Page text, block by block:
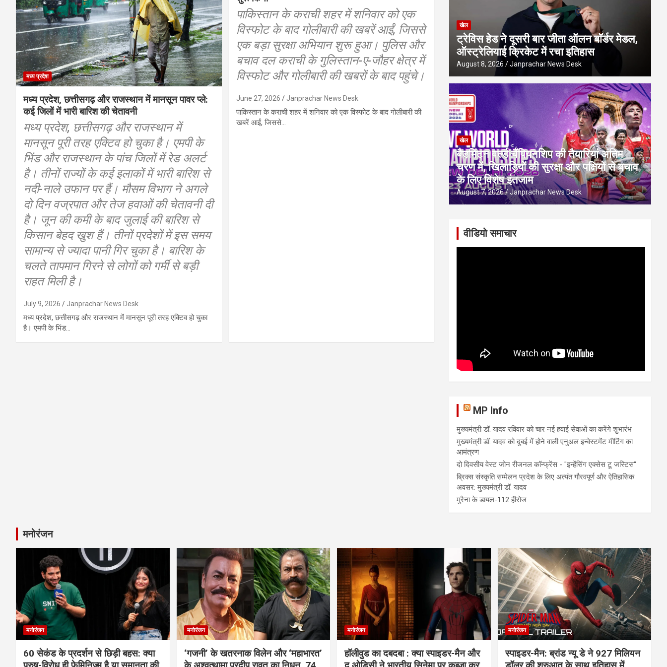
मध्य प्रदेश
मध्य प्रदेश, छत्तीसगढ़ और राजस्थान में मानसून पावर प्ले:
कई जिलों में भारी बारिश की चेतावनी
मध्य प्रदेश, छत्तीसगढ़ और राजस्थान में
मानसून पूरी तरह एक्टिव हो चुका है। एमपी के
भिंड और राजस्थान के पांच जिलों में रेड अलर्ट
है। तीनों राज्यों के कई इलाकों में भारी बारिश से
नदी-नाले उफान पर हैं। मौसम विभाग ने अगले
दो दिन वज्रपात और तेज हवाओं की चेतावनी दी
है। जून की कमी के बाद जुलाई की बारिश से
किसान बेहद खुश हैं। तीनों प्रदेशों में इस समय
सामान्य से ज्यादा पानी गिर चुका है। बारिश के
चलते तापमान गिरने से लोगों को गर्मी से बड़ी
राहत मिली है।
July 9, 2026 Janprachar News Desk
मध्य प्रदेश, छत्तीसगढ़ और राजस्थान में मानसून पूरी तरह एक्टिव हो चुका
है। एमपी के भिंड…
पाकिस्तान के कराची शहर में शनिवार को एक
विस्फोट के बाद गोलीबारी की खबरें आईं, जिससे
एक बड़ा सुरक्षा अभियान शुरू हुआ। पुलिस और
बचाव दल कराची के गुलिस्तान-ए-जौहर क्षेत्र में
विस्फोट और गोलीबारी की खबरों के बाद पहुंचे।
June 27, 2026 Janprachar News Desk
पाकिस्तान के कराची शहर में शनिवार को एक विस्फोट के बाद गोलीबारी की
खबरें आईं, जिससे…
खेल
ट्रेविस हेड ने दूसरी बार जीता ऑलन बॉर्डर मेडल,
ऑस्ट्रेलियाई क्रिकेट में रचा इतिहास
August 8, 2026 Janprachar News Desk
खेल
बैडमिंटन वर्ल्ड चैंपियनशिप की तैयारियां अंतिम
चरण में, खिलाड़ियों की सुरक्षा और पक्षियों से बचाव
के लिए विशेष इंतजाम
August 7, 2026 Janprachar News Desk
वीडियो समाचार
MP Info
मुख्यमंत्री डॉ. यादव रविवार को चार नई हवाई सेवाओं का करेंगे शुभारंभ
मुख्यमंत्री डॉ. यादव को दुबई में होने वाली एनुअल इन्वेस्टमेंट मीटिंग का
आमंत्रण
दो दिवसीय वेस्ट जोन रीजनल कॉन्फ्रेंस - "इन्हेंसिंग एक्सेस टू जस्टिस"
ब्रिक्स संस्कृति सम्मेलन प्रदेश के लिए अत्यंत गौरवपूर्ण और ऐतिहासिक
अवसर: मुख्यमंत्री डॉ. यादव
मुरैना के डायल-112 हीरोज
मनोरंजन
मनोरंजन
60 सेकंड के प्रदर्शन से छिड़ी बहस: क्या
मनोरंजन
‘गजनी’ के खतरनाक विलेन और ‘महाभारत’
मनोरंजन
हॉलीवुड का दबदबा : क्या स्पाइडर-मैन और
मनोरंजन
स्पाइडर-मैन: ब्रांड न्यू डे ने 927 मिलियन